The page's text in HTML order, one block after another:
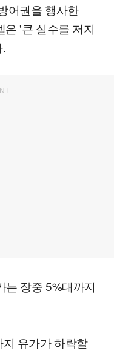
어권을 행사한
'큰 실수를 저지
는 장중 5%대까지
유가가 하락할